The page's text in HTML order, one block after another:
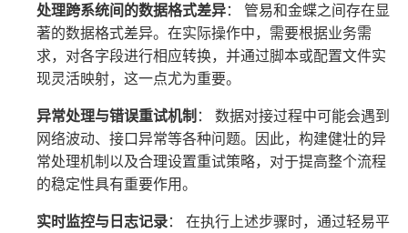
处理跨系统间的数据格式差异： 管易和金蝶之间存在显
著的数据格式差异。在实际操作中，需要根据业务需
求，对各字段进行相应转换，并通过脚本或配置文件实
现灵活映射，这一点尤为重要。
异常处理与错误重试机制： 数据对接过程中可能会遇到
网络波动、接口异常等各种问题。因此，构建健壮的异
常处理机制以及合理设置重试策略，对于提高整个流程
的稳定性具有重要作用。
实时监控与日志记录： 在执行上述步骤时，通过轻易平